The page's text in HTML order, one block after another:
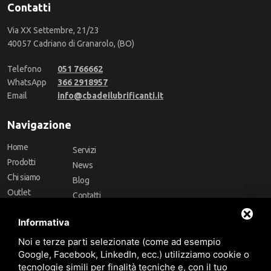
Contatti
Via XX Settembre, 21/23
40057 Cadriano di Granarolo, (BO)
Telefono
051 766662
WhatsApp
366 2918957
Email
info@cbadeilubrificanti.it
Navigazione
Home
Prodotti
Chi siamo
Outlet
Marchi
Servizi
News
Blog
Contatti
Follow Us
Informativa
Noi e terze parti selezionate (come ad esempio
Google, Facebook, LinkedIn, ecc.) utilizziamo cookie o
tecnologie simili per finalità tecniche e, con il tuo